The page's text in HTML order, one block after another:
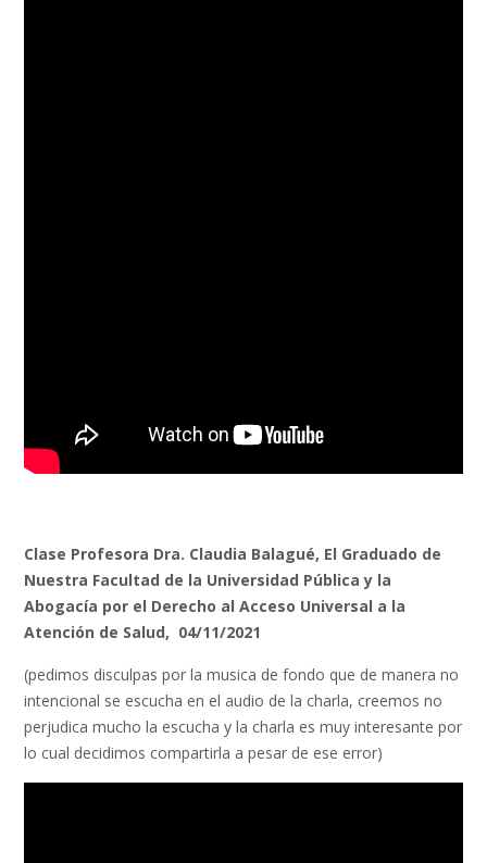
Clase Profesora Dra. Claudia Balagué, El Graduado de
Nuestra Facultad de la Universidad Pública y la
Abogacía por el Derecho al Acceso Universal a la
Atención de Salud, 04/11/2021
(pedimos disculpas por la musica de fondo que de manera no
intencional se escucha en el audio de la charla, creemos no
perjudica mucho la escucha y la charla es muy interesante por
lo cual decidimos compartirla a pesar de ese error)